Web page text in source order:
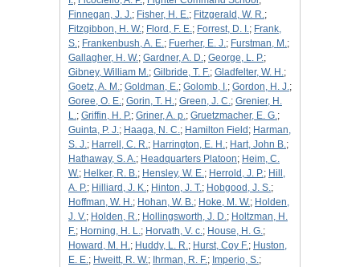
Finnegan, J. J.; Fisher, H. E.; Fitzgerald, W. R.;
Fitzgibbon, H. W.; Flord, F. E.; Forrest, D. I.; Frank,
S.; Frankenbush, A. E.; Fuerher, E. J.; Furstman, M.;
Gallagher, H. W.; Gardner, A. D.; George, L. P.;
Gibney, William M.; Gilbride, T. F.; Gladfelter, W. H.;
Goetz, A. M.; Goldman, E.; Golomb, I.; Gordon, H. J.;
Goree, O. E.; Gorin, T. H.; Green, J. C.; Grenier, H.
L.; Griffin, H. P.; Griner, A. p.; Gruetzmacher, E. G.;
Guinta, P. J.; Haaga, N. C.; Hamilton Field ; Harman,
S. J.; Harrell, C. R.; Harrington, E. H.; Hart, John B.;
Hathaway, S. A.; Headquarters Platoon; Heim, C.
W.; Helker, R. B.; Hensley, W. E.; Herrold, J. P.; Hill,
A. P.; Hilliard, J. K.; Hinton, J. T.; Hobgood, J. S.;
Hoffman, W. H.; Hohan, W. B.; Hoke, M. W.; Holden,
J. V.; Holden, R.; Hollingsworth, J. D.; Holtzman, H.
F.; Horning, H. L.; Horvath, V. c.; House, H. G.;
Howard, M. H.; Huddy, L. R.; Hurst, Coy F.; Huston,
E. E.; Hweitt, R. W.; Ihrman, R. F.; Imperio, S.;